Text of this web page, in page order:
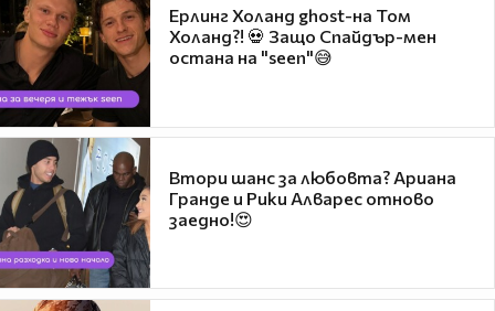
Ерлинг Холанд ghost-на Том
Холанд?! 💀 Защо Спайдър-мен
остана на "seen"😅
Втори шанс за любовта? Ариана
Гранде и Рики Алварес отново
заедно!😍